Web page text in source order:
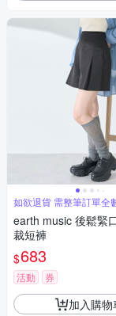
如欲退貨 需整筆訂單全
單退
earth music 後鬆緊
裁短褲
$683
活動 券
加入購物